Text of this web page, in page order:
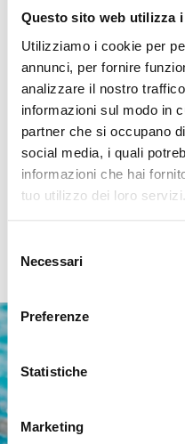
Questo sito web utilizza
Utilizziamo i cookie per
annunci, per fornire
analizzare il nostro
informazioni sul modo in
partner che si occupano
social media, i quali
informazioni che hai
tuo utilizzo dei loro servizi.
delNecessari
Preferenze
Statistiche
Marketing
FEDERAZIONE
italiana